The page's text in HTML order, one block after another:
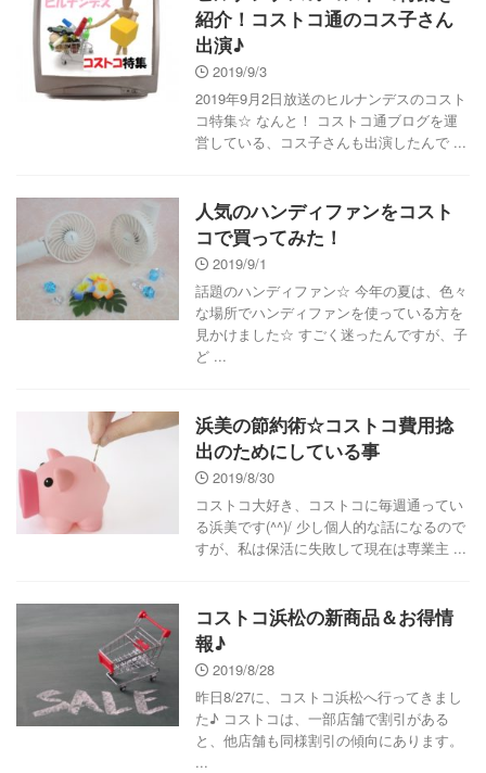
紹介！コストコ通のコス子さん
出演♪
2019/9/3
2019年9月2日放送のヒルナンデスのコスト
コ特集☆ なんと！ コストコ通ブログを運
営している、コス子さんも出演したんで ...
人気のハンディファンをコスト
コで買ってみた！
2019/9/1
話題のハンディファン☆ 今年の夏は、色々
な場所でハンディファンを使っている方を
見かけました☆ すごく迷ったんですが、子
ど ...
浜美の節約術☆コストコ費用捻
出のためにしている事
2019/8/30
コストコ大好き、コストコに毎週通ってい
る浜美です(^^)/ 少し個人的な話になるので
すが、私は保活に失敗して現在は専業主 ...
コストコ浜松の新商品＆お得情
報♪
2019/8/28
昨日8/27に、コストコ浜松へ行ってきまし
た♪ コストコは、一部店舗で割引がある
と、他店舗も同様割引の傾向にあります。
...